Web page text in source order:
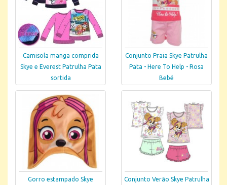
Camisola manga comprida
Skye e Everest Patrulha Pata
sortida
Conjunto Praia Skye Patrulha
Pata - Here To Help - Rosa
Bebé
Gorro estampado Skye
Conjunto Verão Skye Patrulha